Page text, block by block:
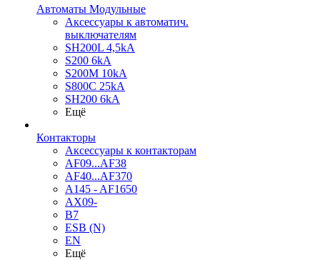
Автоматы Модульные
Аксессуары к автоматич.
выключателям
SH200L 4,5kA
S200 6kA
S200M 10kA
S800C 25kA
SH200 6kA
Ещё
Контакторы
Аксессуары к контакторам
AF09...AF38
AF40...AF370
A145 - AF1650
AX09-
B7
ESB (N)
EN
Ещё